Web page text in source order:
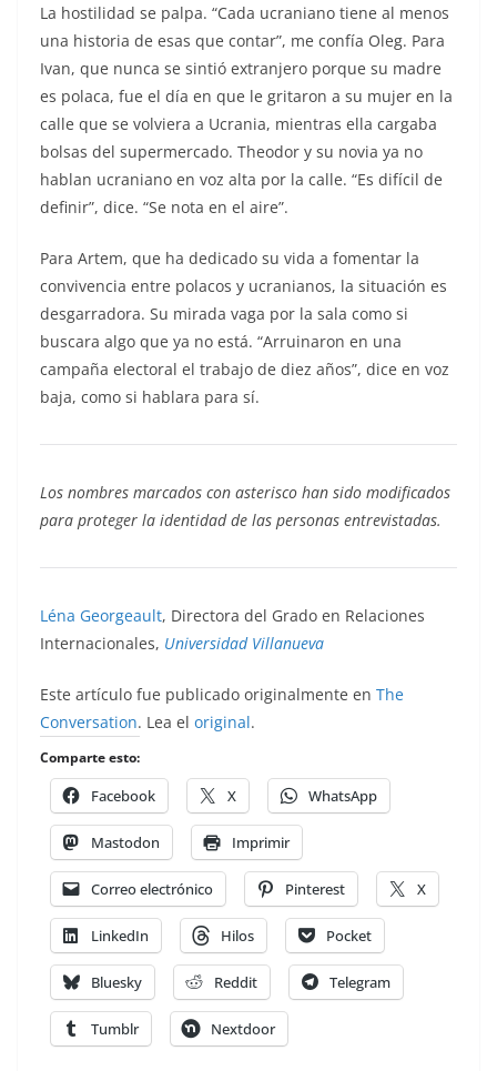
La hostilidad se palpa. “Cada ucraniano tiene al menos
una historia de esas que contar”, me confía Oleg. Para
Ivan, que nunca se sintió extranjero porque su madre
es polaca, fue el día en que le gritaron a su mujer en la
calle que se volviera a Ucrania, mientras ella cargaba
bolsas del supermercado. Theodor y su novia ya no
hablan ucraniano en voz alta por la calle. “Es difícil de
definir”, dice. “Se nota en el aire”.
Para Artem, que ha dedicado su vida a fomentar la
convivencia entre polacos y ucranianos, la situación es
desgarradora. Su mirada vaga por la sala como si
buscara algo que ya no está. “Arruinaron en una
campaña electoral el trabajo de diez años”, dice en voz
baja, como si hablara para sí.
Los nombres marcados con asterisco han sido modificados
para proteger la identidad de las personas entrevistadas.
Léna Georgeault, Directora del Grado en Relaciones
Internacionales, Universidad Villanueva
Este artículo fue publicado originalmente en The
Conversation. Lea el original.
Comparte esto:
Facebook X WhatsApp
Mastodon Imprimir
Correo electrónico Pinterest X
LinkedIn Hilos Pocket
Bluesky Reddit Telegram
Tumblr Nextdoor